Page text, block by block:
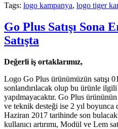
Tags: logo kampanya, logo tiger
Go Plus Satışı Sona
Satışta
Değerli iş ortaklarımız,
Logo Go Plus ürünümüzün satışı
sonlandırılacak olup bu ürünle
yapılmayacaktır. Go Plus
ve teknik desteği ise 2 yıl boyunca
Haziran 2017 tarihinde son
kullanıcı artırımı, Modül ve Lem